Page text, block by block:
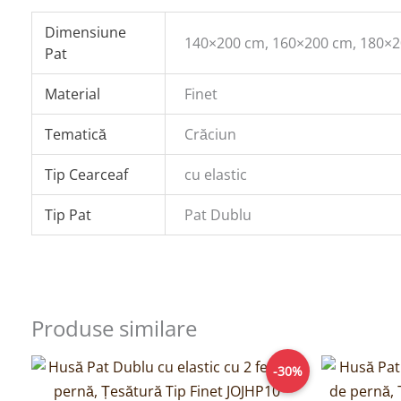
Dimensiune
Pat
140×200 cm, 160×200 cm,
Material Finet
Tematică Crăciun
Tip Cearceaf cu elastic
Tip Pat Pat Dublu
Produse similare
-30%
Prețul
inițial
a
Prețul
curent
este: